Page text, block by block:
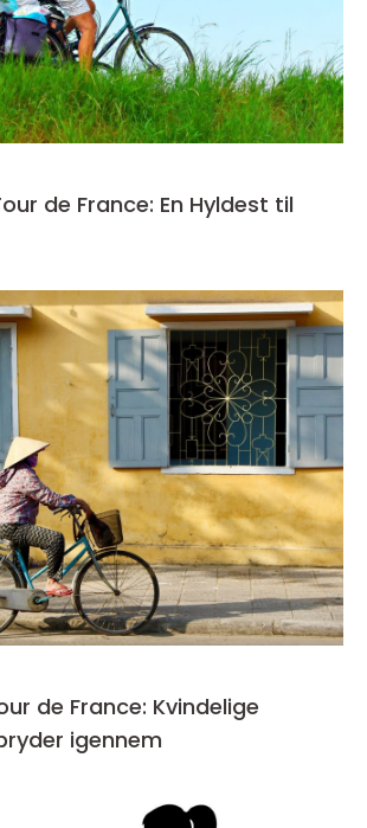
de France: En Hyldest til
de France: Kvindelige
igennem